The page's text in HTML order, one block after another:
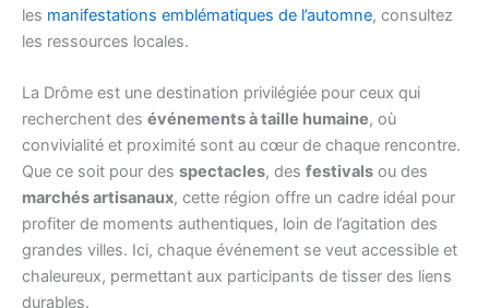
les manifestations emblématiques de l’automne, consultez
les ressources locales.
La Drôme est une destination privilégiée pour ceux qui
recherchent des événements à taille humaine, où
convivialité et proximité sont au cœur de chaque rencontre.
Que ce soit pour des spectacles, des festivals ou des
marchés artisanaux, cette région offre un cadre idéal pour
profiter de moments authentiques, loin de l’agitation des
grandes villes. Ici, chaque événement se veut accessible et
chaleureux, permettant aux participants de tisser des liens
durables.